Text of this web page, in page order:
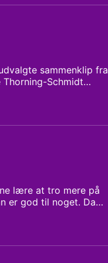
Leo Peter Larsen
sammenklip fra
Schmidt
modstandere tæt på
Sarah Bech
lære at tro mere på
er god til noget. Da
Christian